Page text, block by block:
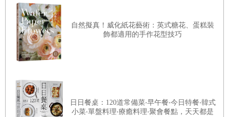
自然擬真！威化紙花藝術：英式糖花、蛋糕裝
飾都適用的手作花型技巧
日日餐桌：120道常備菜‧早午餐‧今日特餐‧韓式
小菜‧單盤料理‧療癒料理‧聚會餐點，天天都是